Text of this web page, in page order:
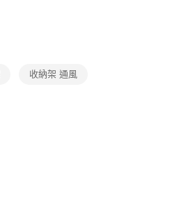
收納架 通風